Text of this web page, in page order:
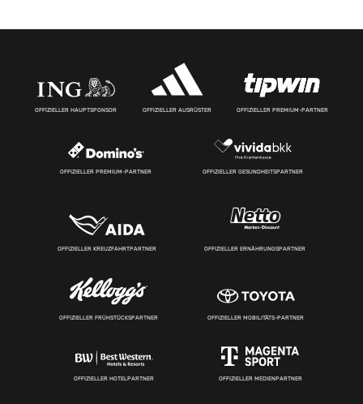
OFFIZIELLER HAUPTSPONSOR OFFIZIELLER AUSRÜSTER OFFIZIELLER PREMIUM-PARTNER
OFFIZIELLER PREMIUM-PARTNER OFFIZIELLER GESUNDHEITSPARTNER
OFFIZIELLER KREUZFAHRTPARTNER OFFIZIELLER ERNÄHRUNGSPARTNER
OFFIZIELLER FRÜHSTÜCKSPARTNER OFFIZIELLER MOBILITÄTS-PARTNER
OFFIZIELLER HOTELPARTNER OFFIZIELLER MEDIENPARTNER